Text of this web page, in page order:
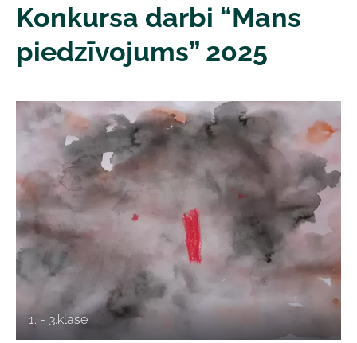
Konkursa darbi “Mans
piedzīvojums” 2025
1. - 3.klase